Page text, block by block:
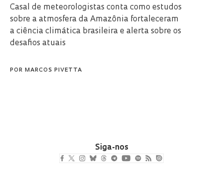
Casal de meteorologistas conta como estudos
sobre a atmosfera da Amazônia fortaleceram
a ciência climática brasileira e alerta sobre os
desafios atuais
POR MARCOS PIVETTA
Siga-nos